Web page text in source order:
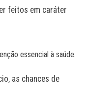
feitos em caráter
essencial à saúde.
as chances de